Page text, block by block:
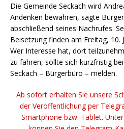
Die Gemeinde Seckach wird
Andenken bewahren, sagte
abschließend seines Nachrufes.
Beisetzung finden am Freitag, 10.
Wer Interesse hat, dort
zu fahren, sollte sich kurzfristig
Seckach – Bürgerbüro – melden.
Ab sofort erhalten Sie unsere
der Veröffentlichung per
Smartphone bzw. Tablet.